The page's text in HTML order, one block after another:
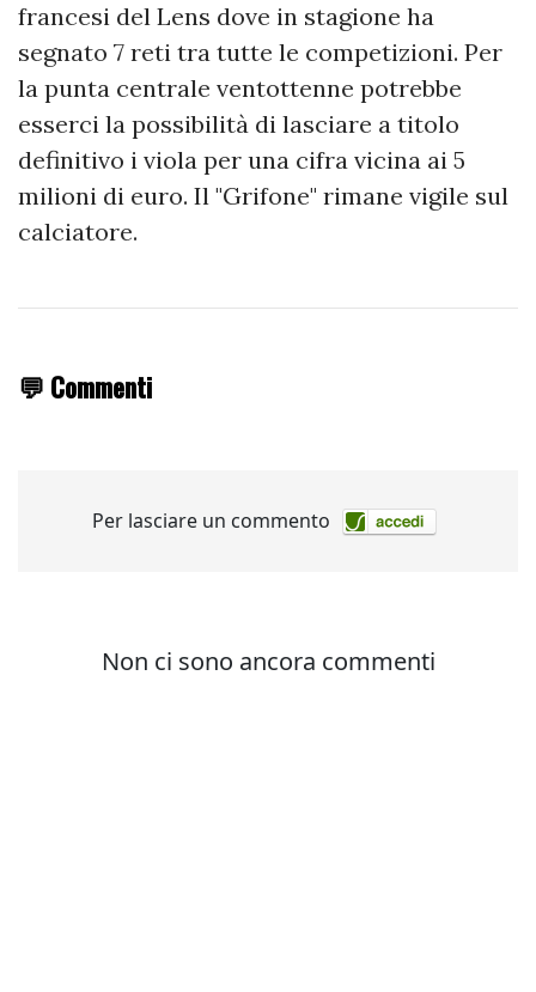
francesi del Lens dove in stagione ha
segnato 7 reti tra tutte le competizioni. Per
la punta centrale ventottenne potrebbe
esserci la possibilità di lasciare a titolo
definitivo i viola per una cifra vicina ai 5
milioni di euro. Il "Grifone" rimane vigile sul
calciatore.
💬 Commenti